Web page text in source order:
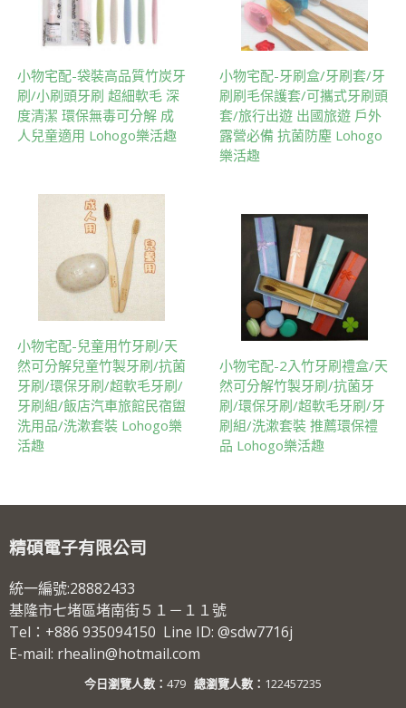
小物宅配-袋裝高品質竹炭牙
刷/小刷頭牙刷 超細軟毛 深
度清潔 環保無毒可分解 成
人兒童適用 Lohogo樂活趣
小物宅配-牙刷盒/牙刷套/牙
刷刷毛保護套/可攜式牙刷頭
套/旅行出遊 出國旅遊 戶外
露營必備 抗菌防塵 Lohogo
樂活趣
小物宅配-兒童用竹牙刷/天
然可分解兒童竹製牙刷/抗菌
牙刷/環保牙刷/超軟毛牙刷/
牙刷組/飯店汽車旅館民宿盥
洗用品/洗漱套裝 Lohogo樂
活趣
小物宅配-2入竹牙刷禮盒/天
然可分解竹製牙刷/抗菌牙
刷/環保牙刷/超軟毛牙刷/牙
刷組/洗漱套裝 推薦環保禮
品 Lohogo樂活趣
精碩電子有限公司
統一編號:28882433
基隆市七堵區堵南街５１－１１號
Tel：+886 935094150 Line ID: @sdw7716j
E-mail: rhealin@hotmail.com
今日瀏覽人數： 479 總瀏覽人數： 122457235